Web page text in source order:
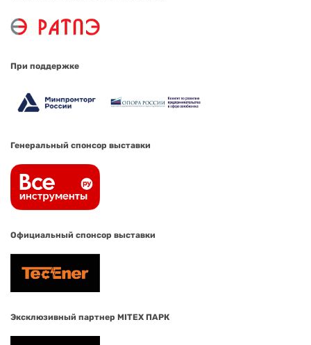
При поддержке
Генеральный спонсор выставки
Официальный спонсор выставки
Эксклюзивный партнер MITEX ПАРК